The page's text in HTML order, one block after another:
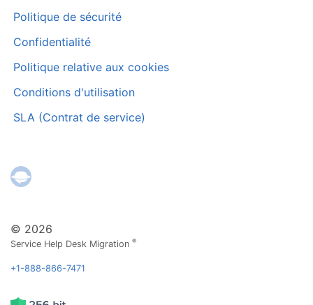
© 2026
Service Help Desk Migration®
+1-888-866-7471
Politique de sécurité
Confidentialité
Politique relative aux cookies
Conditions d'utilisation
SLA (Contrat de service)